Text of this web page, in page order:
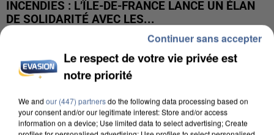
INCENDIES : L’ÎLE-DE-FRANCE LANCE UN ÉLAN
DE SOLIDARITÉ AVEC LES...
Le respect de votre vie privée est
notre priorité
We and our (447) partnersdo the following data processing based on
your consent and/or our legitimate interest: Store and/or access
information on a device; Use limited data to select advertising; Create
Continuer sans accepter